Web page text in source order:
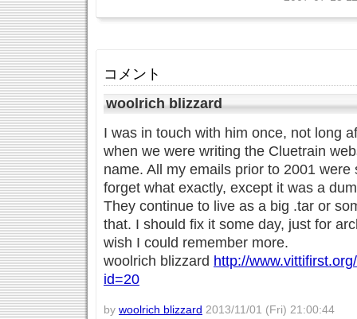
コメント
woolrich blizzard
I was in touch with him once, not long
when we were writing the Cluetrain
name. All my emails prior to 2001
forget what exactly, except it was a
They continue to live as a big .tar or
that. I should fix it some day, just for
wish I could remember more.
woolrich blizzard http://
id=20
by woolrich blizzard 2013/11/01 (Fri) 21:00:44